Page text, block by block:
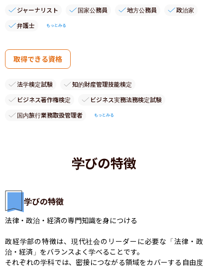
ジャーナリスト 国家公務員 地方公務員
政治家
弁護士
もっとみる
取得できる資格
法学検定試験
知的財産管理技能検定
ビジネス著作権検定
ビジネス実務法務検定試験
国内旅行業務取扱管理者
もっとみる
学びの特徴
学びの特徴
法律・政治・経済の専門知識を身につける
政経学部の特徴は、現代社会のリーダーに必要な「法律・政
治・経済」をバランスよく学べることです。
それぞれの学科では、密接につながる領域をカバーする自由度